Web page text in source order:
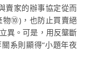
賣家的辦事協定從而
物⑩)，也防止買賣絕
異。可是，用反壟斷
系則顯得“小題年夜